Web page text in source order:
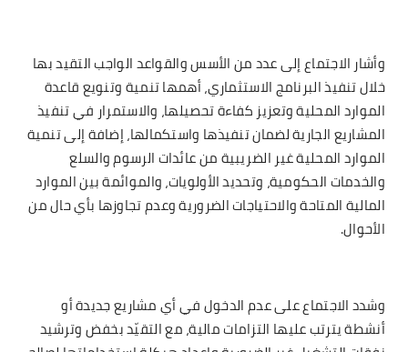
وأشار الاجتماع إلى عدد من الأسس والقواعد الواجب التقيد بها
خلال تنفيذ البرنامج الاستثماري، أهمها تنمية وتنويع قاعدة
الموارد المحلية وتعزيز كفاءة تحصيلها، والاستمرار في تنفيذ
المشاريع الجارية لضمان تنفيذها واستكمالها، إضافة إلى تنمية
الموارد المحلية غير الضريبية من عائدات الرسوم والسلع
والخدمات الحكومية، وتحديد الأولويات، والموائمة بين الموارد
المالية المتاحة والاحتياجات الضرورية وعدم تجاوزها بأي حال من
الأحوال.
وشدد الاجتماع على عدم الدخول في أي مشاريع جديدة أو
أنشطة يترتب عليها التزامات مالية، مع التقيّد بخفض وترشيد